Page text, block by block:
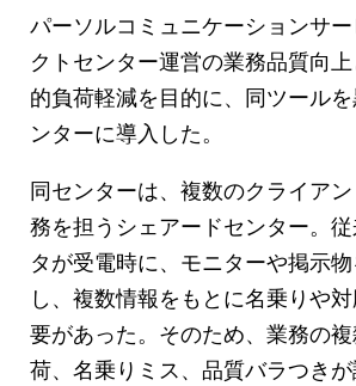
パーソルコミュニケーションサ
クトセンター運営の業務品質向
的負荷軽減を目的に、同ツール
ンターに導入した。
同センターは、複数のクライア
務を担うシェアードセンター。
タが受電時に、モニターや掲示
し、複数情報をもとに名乗りや
要があった。そのため、業務の
荷、名乗りミス、品質バラつき